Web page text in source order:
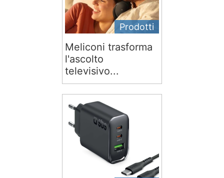
Prodotti
Meliconi trasforma
l'ascolto
televisivo...